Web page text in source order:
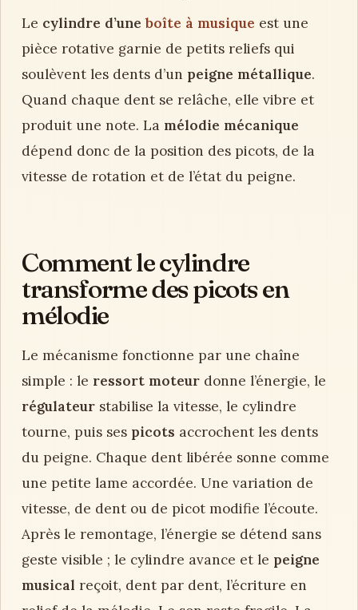
Le cylindre d’uneboîte à musique est une
pièce rotative garnie de petits reliefs qui
soulèvent les dents d’un peigne métallique.
Quand chaque dent se relâche, elle vibre et
produit une note. La mélodie mécanique
dépend donc de la position des picots, de la
vitesse de rotation et de l’état du peigne.
Comment le cylindre
transforme des picots en
mélodie
Le mécanisme fonctionne par une chaîne
simple : le ressort moteur donne l’énergie, le
régulateur stabilise la vitesse, le cylindre
tourne, puis ses picots accrochent les dents
du peigne. Chaque dent libérée sonne comme
une petite lame accordée. Une variation de
vitesse, de dent ou de picot modifie l’écoute.
Après le remontage, l’énergie se détend sans
geste visible ; le cylindre avance et le peigne
musical reçoit, dent par dent, l’écriture en